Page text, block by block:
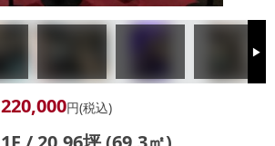
Next
220,000円(税込)